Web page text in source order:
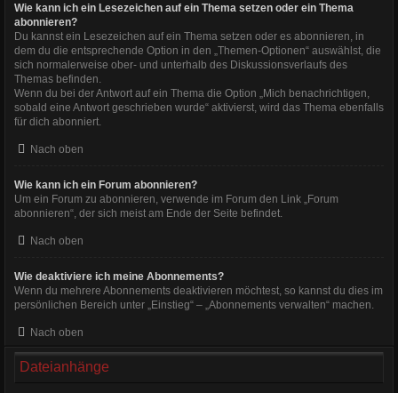
Wie kann ich ein Lesezeichen auf ein Thema setzen oder ein Thema
abonnieren?
Du kannst ein Lesezeichen auf ein Thema setzen oder es abonnieren, in
dem du die entsprechende Option in den „Themen-Optionen“ auswählst, die
sich normalerweise ober- und unterhalb des Diskussionsverlaufs des
Themas befinden.
Wenn du bei der Antwort auf ein Thema die Option „Mich benachrichtigen,
sobald eine Antwort geschrieben wurde“ aktivierst, wird das Thema ebenfalls
für dich abonniert.
Nach oben
Wie kann ich ein Forum abonnieren?
Um ein Forum zu abonnieren, verwende im Forum den Link „Forum
abonnieren“, der sich meist am Ende der Seite befindet.
Nach oben
Wie deaktiviere ich meine Abonnements?
Wenn du mehrere Abonnements deaktivieren möchtest, so kannst du dies im
persönlichen Bereich unter „Einstieg“ – „Abonnements verwalten“ machen.
Nach oben
Dateianhänge